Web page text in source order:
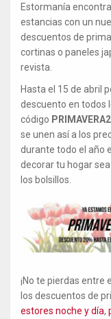
Estormanía
estancias con un
descuentos de
cortinas o paneles
revista.
Hasta el 15 de abril
descuento en todos
código
se unen así a los
durante todo el año
decorar tu hogar
los bolsillos.
¡No te pierdas entre
los descuentos de
estores noche y día,